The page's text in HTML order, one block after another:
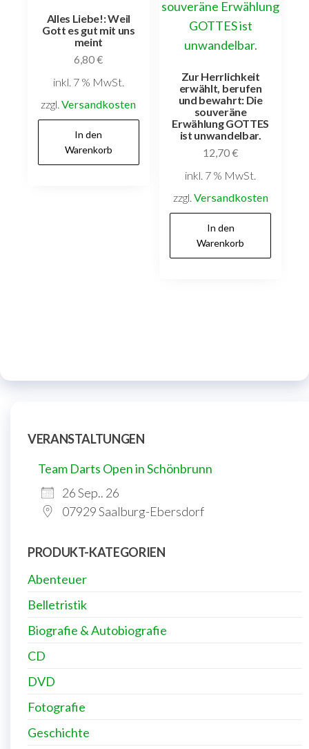
Alles Liebe!: Weil
Gott es gut mit uns
meint
6,80€
inkl. 7 % MwSt.
zzgl.Versandkosten
In den
Warenkorb
Zur Herrlichkeit
erwählt, berufen
und bewahrt: Die
souveräne
Erwählung GOTTES
ist unwandelbar.
12,70€
inkl. 7 % MwSt.
zzgl. Versandkosten
In den
Warenkorb
VERANSTALTUNGEN
Team Darts Open in Schönbrunn
26 Sep.. 26
07929 Saalburg-Ebersdorf
PRODUKT-KATEGORIEN
Abenteuer
Belletristik
Biografie & Autobiografie
CD
DVD
Fotografie
Geschichte